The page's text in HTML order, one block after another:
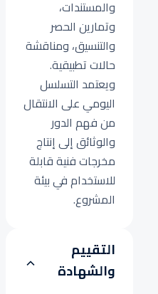
والمستندات،
وتمارين الحصر
والتنسيق، ومناقشة
حالات تطبيقية.
ويعتمد التسلسل
اليومي على الانتقال
من فهم الدور
والوثائق إلى إنتاج
مخرجات فنية قابلة
للاستخدام في بيئة
المشروع.
التقييم
والشهادة